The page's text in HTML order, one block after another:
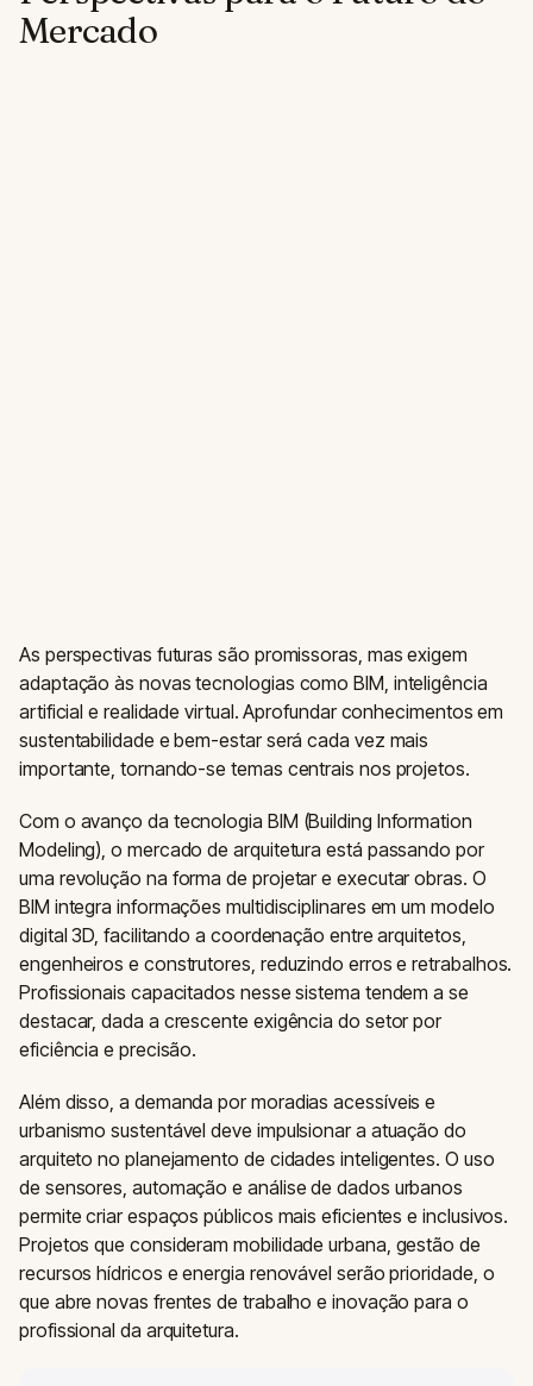
Mercado
As perspectivas futuras são promissoras, mas exigem
adaptação às novas tecnologias como BIM, inteligência
artificial e realidade virtual. Aprofundar conhecimentos em
sustentabilidade e bem-estar será cada vez mais
importante, tornando-se temas centrais nos projetos.
Com o avanço da tecnologia BIM (Building Information
Modeling), o mercado de arquitetura está passando por
uma revolução na forma de projetar e executar obras. O
BIM integra informações multidisciplinares em um modelo
digital 3D, facilitando a coordenação entre arquitetos,
engenheiros e construtores, reduzindo erros e retrabalhos.
Profissionais capacitados nesse sistema tendem a se
destacar, dada a crescente exigência do setor por
eficiência e precisão.
Além disso, a demanda por moradias acessíveis e
urbanismo sustentável deve impulsionar a atuação do
arquiteto no planejamento de cidades inteligentes. O uso
de sensores, automação e análise de dados urbanos
permite criar espaços públicos mais eficientes e inclusivos.
Projetos que consideram mobilidade urbana, gestão de
recursos hídricos e energia renovável serão prioridade, o
que abre novas frentes de trabalho e inovação para o
profissional da arquitetura.